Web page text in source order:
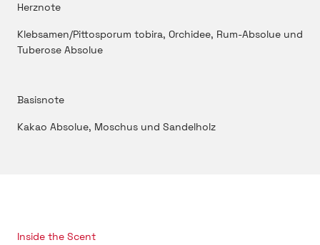
Herznote
Klebsamen/Pittosporum tobira, Orchidee, Rum-Absolue und
Tuberose Absolue
Basisnote
Kakao Absolue, Moschus und Sandelholz
Inside the Scent